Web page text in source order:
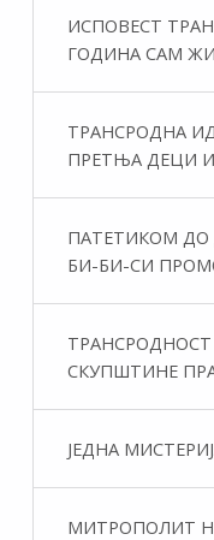
ИСПОВЕСТ
ГОДИНА САМ
ТРАНСРОДНА
ПРЕТЊА ДЕЦИ
ПАТЕТИКОМ ДО
БИ-БИ-СИ
ТРАНСРОДНОСТ
СКУПШТИНЕ
ЈЕДНА
МИТРОПОЛИТ